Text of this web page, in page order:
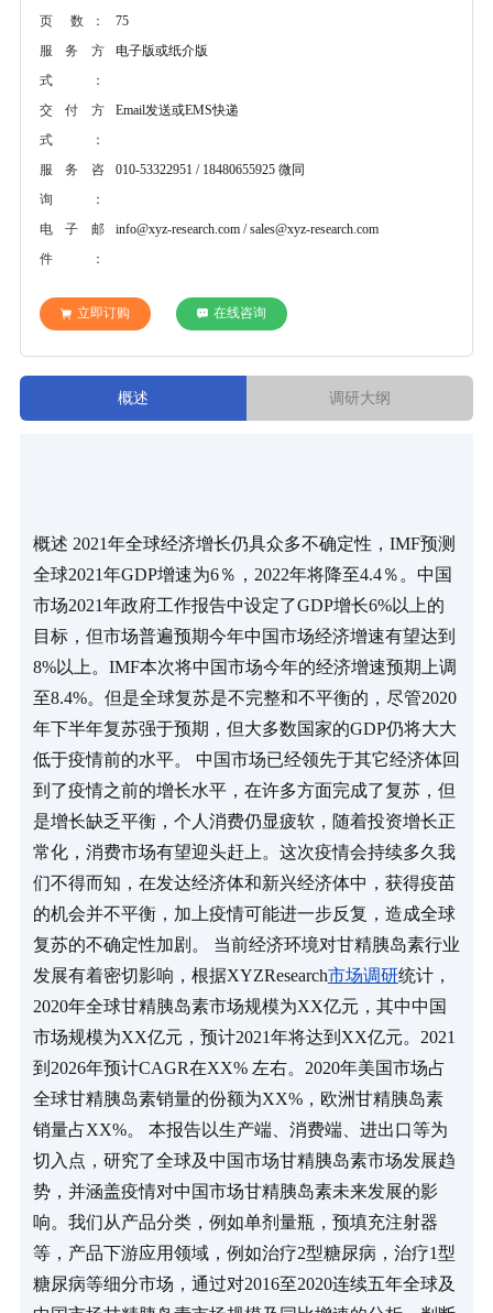
页 数：
75
服务方
式：
电子版或纸介版
交付方
式：
Email发送或EMS快递
服务咨
询：
010-53322951 / 18480655925 微同
电子邮
件：
info@xyz-research.com / sales@xyz-research.com
立即订购 在线咨询
概述 调研大纲
概述 2021年全球经济增长仍具众多不确定性，IMF预测
全球2021年GDP增速为6％，2022年将降至4.4％。中国
市场2021年政府工作报告中设定了GDP增长6%以上的
目标，但市场普遍预期今年中国市场经济增速有望达到
8%以上。IMF本次将中国市场今年的经济增速预期上调
至8.4%。但是全球复苏是不完整和不平衡的，尽管2020
年下半年复苏强于预期，但大多数国家的GDP仍将大大
低于疫情前的水平。 中国市场已经领先于其它经济体回
到了疫情之前的增长水平，在许多方面完成了复苏，但
是增长缺乏平衡，个人消费仍显疲软，随着投资增长正
常化，消费市场有望迎头赶上。这次疫情会持续多久我
们不得而知，在发达经济体和新兴经济体中，获得疫苗
的机会并不平衡，加上疫情可能进一步反复，造成全球
复苏的不确定性加剧。 当前经济环境对甘精胰岛素行业
发展有着密切影响，根据XYZResearch市场调研统计，
2020年全球甘精胰岛素市场规模为XX亿元，其中中国
市场规模为XX亿元，预计2021年将达到XX亿元。2021
到2026年预计CAGR在XX% 左右。2020年美国市场占
全球甘精胰岛素销量的份额为XX%，欧洲甘精胰岛素
销量占XX%。 本报告以生产端、消费端、进出口等为
切入点，研究了全球及中国市场甘精胰岛素市场发展趋
势，并涵盖疫情对中国市场甘精胰岛素未来发展的影
响。我们从产品分类，例如单剂量瓶，预填充注射器
等，产品下游应用领域，例如治疗2型糖尿病，治疗1型
糖尿病等细分市场，通过对2016至2020连续五年全球及